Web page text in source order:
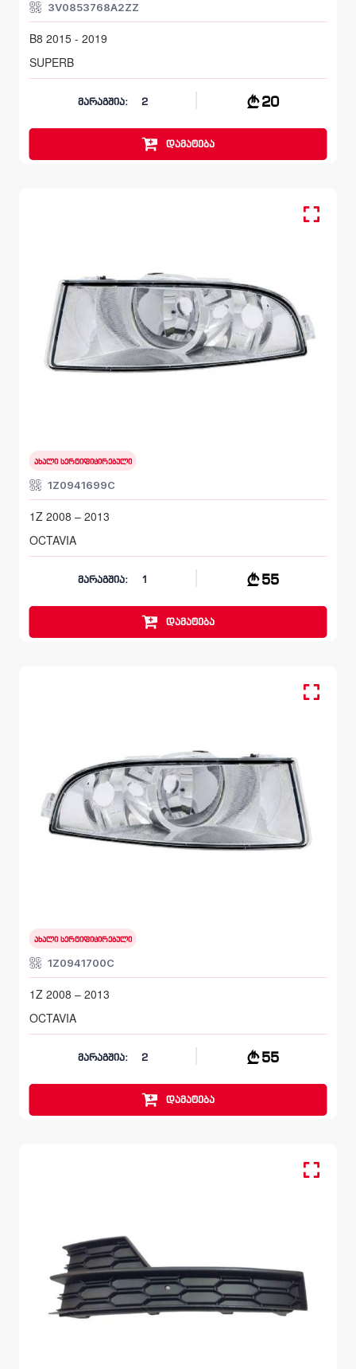
3V0853768A2ZZ
B8 2015 - 2019
SUPERB
მარაგშია: 2 20
დამატება
ახალი სერტიფიცირებული
1Z0941699C
1Z 2008 – 2013
OCTAVIA
მარაგშია: 1 55
დამატება
ახალი სერტიფიცირებული
1Z0941700C
1Z 2008 – 2013
OCTAVIA
მარაგშია: 2 55
დამატება